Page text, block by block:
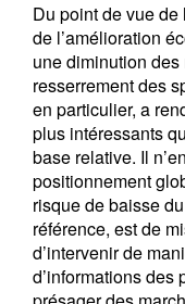
Du point de vue de
de l’amélioration
une diminution
resserrement des
en particulier, a
plus intéressants
base relative. Il
positionnement
risque de baisse
référence, est de
d’intervenir de
d’informations